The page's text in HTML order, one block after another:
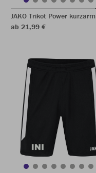
JAKO Trikot Power kurzarm
ab 21,99 €